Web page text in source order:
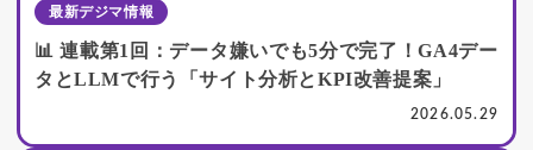
最新デジマ情報
📊 連載第1回：データ嫌いでも5分で完了！GA4デー
タとLLMで行う「サイト分析とKPI改善提案」
2026.05.29